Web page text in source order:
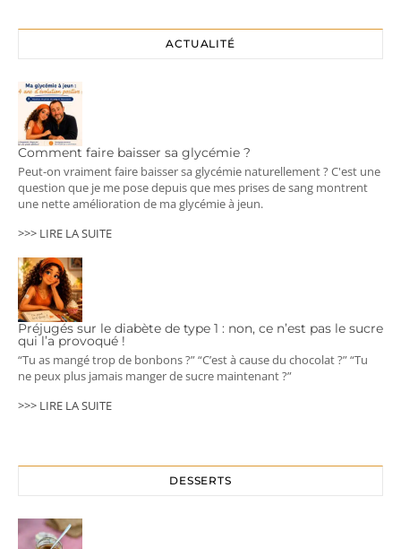
ACTUALITÉ
Comment faire baisser sa glycémie ?
Peut-on vraiment faire baisser sa glycémie naturellement ? C'est une
question que je me pose depuis que mes prises de sang montrent
une nette amélioration de ma glycémie à jeun.
>>> LIRE LA SUITE
Préjugés sur le diabète de type 1 : non, ce n’est pas le sucre
qui l’a provoqué !
“Tu as mangé trop de bonbons ?” “C’est à cause du chocolat ?” “Tu
ne peux plus jamais manger de sucre maintenant ?”
>>> LIRE LA SUITE
DESSERTS